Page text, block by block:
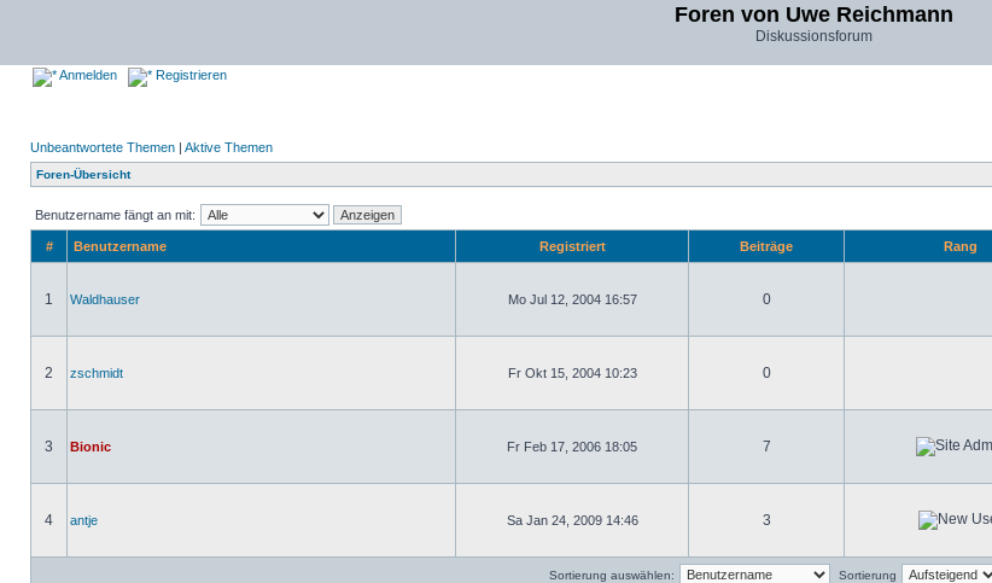
Foren von Uwe Reichmann
Diskussionsforum
Anmelden Registrieren
Unbeantwortete Themen | Aktive Themen
Foren-Übersicht
Benutzername fängt an mit:
# Benutzername Registriert Beiträge Rang
1 Waldhauser Mo Jul 12, 2004 16:57 0
2 zschmidt Fr Okt 15, 2004 10:23 0
3 Bionic Fr Feb 17, 2006 18:05 7
4 antje Sa Jan 24, 2009 14:46 3
Sortierung auswählen: Sortierung